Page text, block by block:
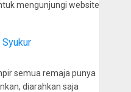
mengunjungi website
semua remaja punya
diarahkan saja